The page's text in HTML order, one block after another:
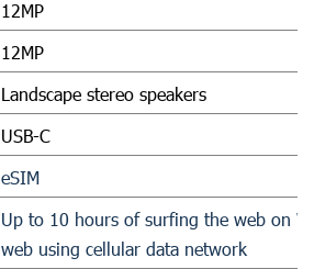
12MP
12MP
Landscape stereo speakers
USB-C
eSIM
Up to 10 hours of surfing the web on
web using cellular data network